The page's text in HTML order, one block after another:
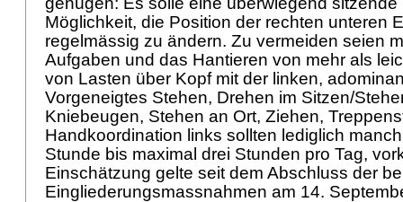
Möglichkeit, die Position der rechten unteren
regelmässig zu ändern. Zu vermeiden seien
Aufgaben und das Hantieren von mehr als
von Lasten über Kopf mit der linken,
Vorgeneigtes Stehen, Drehen im Sitzen/
Kniebeugen, Stehen an Ort, Ziehen,
Handkoordination links sollten lediglich
Stunde bis maximal drei Stunden pro Tag,
Einschätzung gelte seit dem Abschluss der
Eingliederungsmassnahmen am 14.